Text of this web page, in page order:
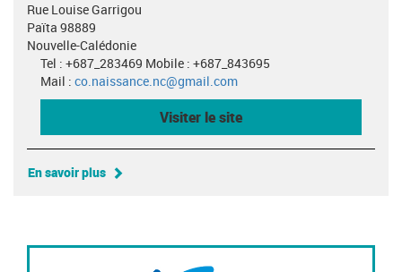
Rue Louise Garrigou
Païta 98889
Nouvelle-Calédonie
Tel : +687_283469 Mobile : +687_843695
Mail : co.naissance.nc@gmail.com
Visiter le site
En savoir plus